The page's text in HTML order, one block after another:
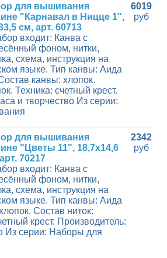
для вышивания
"Карнавал в Ницце 1",
см, арт. 60713
входит: Канва с
фоном, нитки,
схема, инструкция на
языке. Тип канвы: Аида
канвы: хлопок.
Техника: счетный крест.
и творчество Из серии:
6019
руб
для вышивания
"Цветы 11", 18,7х14,6
70217
входит: Канва с
фоном, нитки,
схема, инструкция на
языке. Тип канвы: Аида
Состав ниток:
крест. Производитель:
Из серии: Наборы для
2342
руб